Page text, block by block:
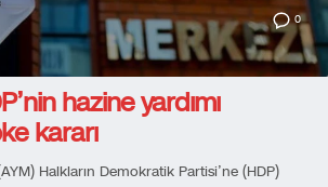
0
hazine yardımı
kararı
Halkların Demokratik Partisi’ne (HDP)